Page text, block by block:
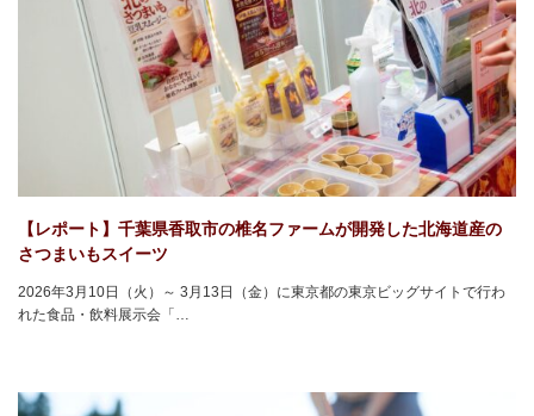
【レポート】千葉県香取市の椎名ファームが開発した北海道産の
さつまいもスイーツ
2026年3月10日（火）～ 3月13日（金）に東京都の東京ビッグサイトで行わ
れた食品・飲料展示会「…